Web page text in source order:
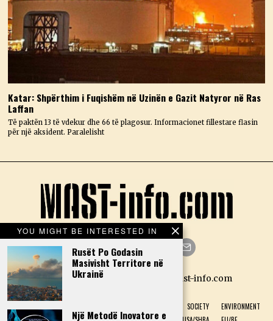
Katar: Shpërthim i Fuqishëm në Uzinën e Gazit Natyror në Ras
Laffan
Të paktën 13 të vdekur dhe 66 të plagosur. Informacionet fillestare flasin
për një aksident. Paralelisht
YOU MIGHT BE INTERESTED IN
Rusët Po Godasin
Masivisht Territore në
Ukrainë
Një Metodë Inovatore e
Facebook
TwitterInstagram
LinkedIn
Designed by N.D. — Copyright Mast-info.com
SOCIETY
ENVIRONMENT